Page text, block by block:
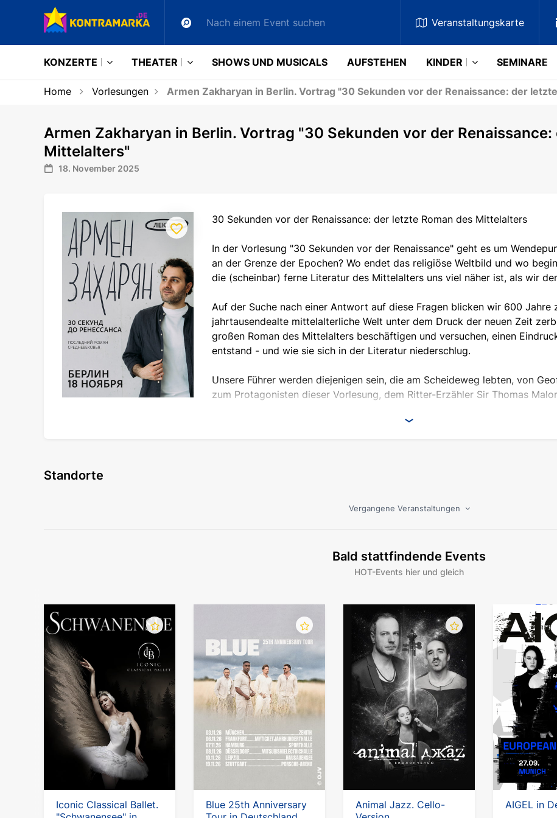
Veranstaltungskarte
KONZERTE THEATER SHOWS UND MUSICALS AUFSTEHEN KINDER SEMINARE
Home Vorlesungen Armen Zakharyan in Berlin. Vortrag "30 Sekunden vor der Renaissance: der
Armen Zakharyan in Berlin. Vortrag "30 Sekunden vor der
Mittelalters"
18. November 2025
30 Sekunden vor der Renaissance: der letzte Roman des Mittelalters
In der Vorlesung "30 Sekunden vor der Renaissance" geht es um
an der Grenze der Epochen? Wo endet das religiöse Weltbild und wo
die (scheinbar) ferne Literatur des Mittelalters uns viel näher ist, als wir
Auf der Suche nach einer Antwort auf diese Fragen blicken wir 600 Jahre
jahrtausendealte mittelalterliche Welt unter dem Druck der neuen Zeit
großen Roman des Mittelalters beschäftigen und versuchen, einen
entstand - und wie sie sich in der Literatur niederschlug.
Unsere Führer werden diejenigen sein, die am Scheideweg lebten, von
zum Protagonisten dieser Vorlesung, dem Ritter-Erzähler Sir Thomas
Dies ist eine Begegnung für alle, die verstehen wollen, wie sich ein Mensch verändert, wenn sich die Welt
Standorte
Vergangene Veranstaltungen
Bald stattfindende Events
HOT-Events hier und gleich
Iconic Classical Ballet.
Blue 25th Anniversary
Animal Jazz. Cello-
AIGEL in